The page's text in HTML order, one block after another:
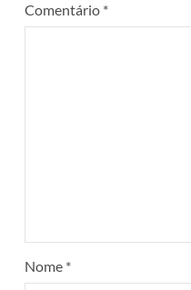
Comentário *
Nome *